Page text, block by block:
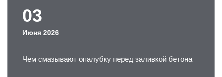
03
Июня 2026
Чем смазывают опалубку перед заливкой бетона